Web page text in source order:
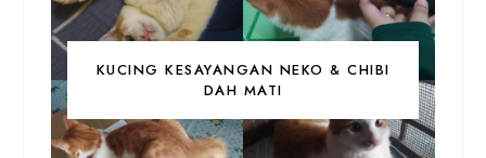
KUCING KESAYANGAN NEKO & CHIBI
DAH MATI